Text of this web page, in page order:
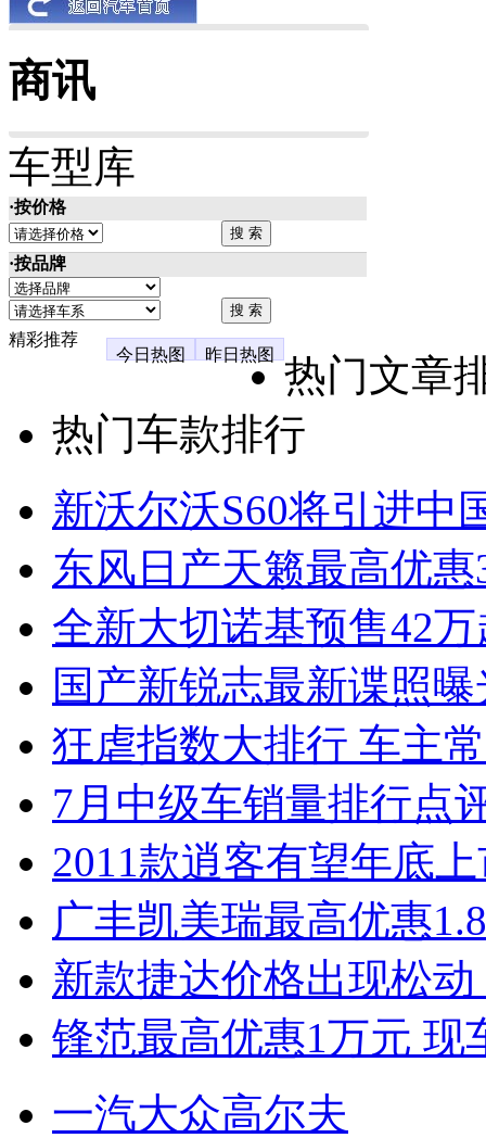
商讯
车型库
·按价格
·按品牌
精彩推荐
今日热图
昨日热图
热门文章
热门车款排行
新沃尔沃S60将引进中
东风日产天籁最高优
全新大切诺基预售42
国产新锐志最新谍照
狂虐指数大排行 车主
7月中级车销量排行点
2011款逍客有望年底
广丰凯美瑞最高优惠
新款捷达价格出现松
锋范最高优惠1万元 现
一汽大众高尔夫